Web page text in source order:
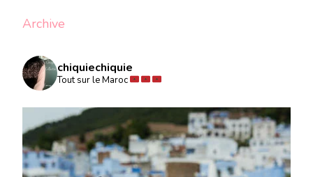
Archive
chiquiechiquie
Tout sur le Maroc